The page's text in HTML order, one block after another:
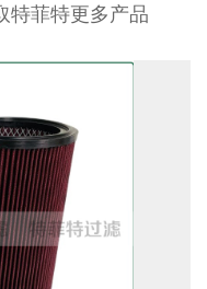
特菲特更多产品